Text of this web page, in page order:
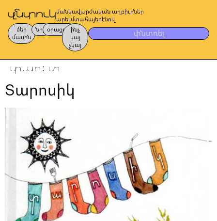
մանկավարժական աղբիւրներ
արեւմտահայերէնով
մեր
մասին
նոր օրացոյց
ինչ
կայ
չկայ
փնտռել
տառ: տ
Տարոսիկ